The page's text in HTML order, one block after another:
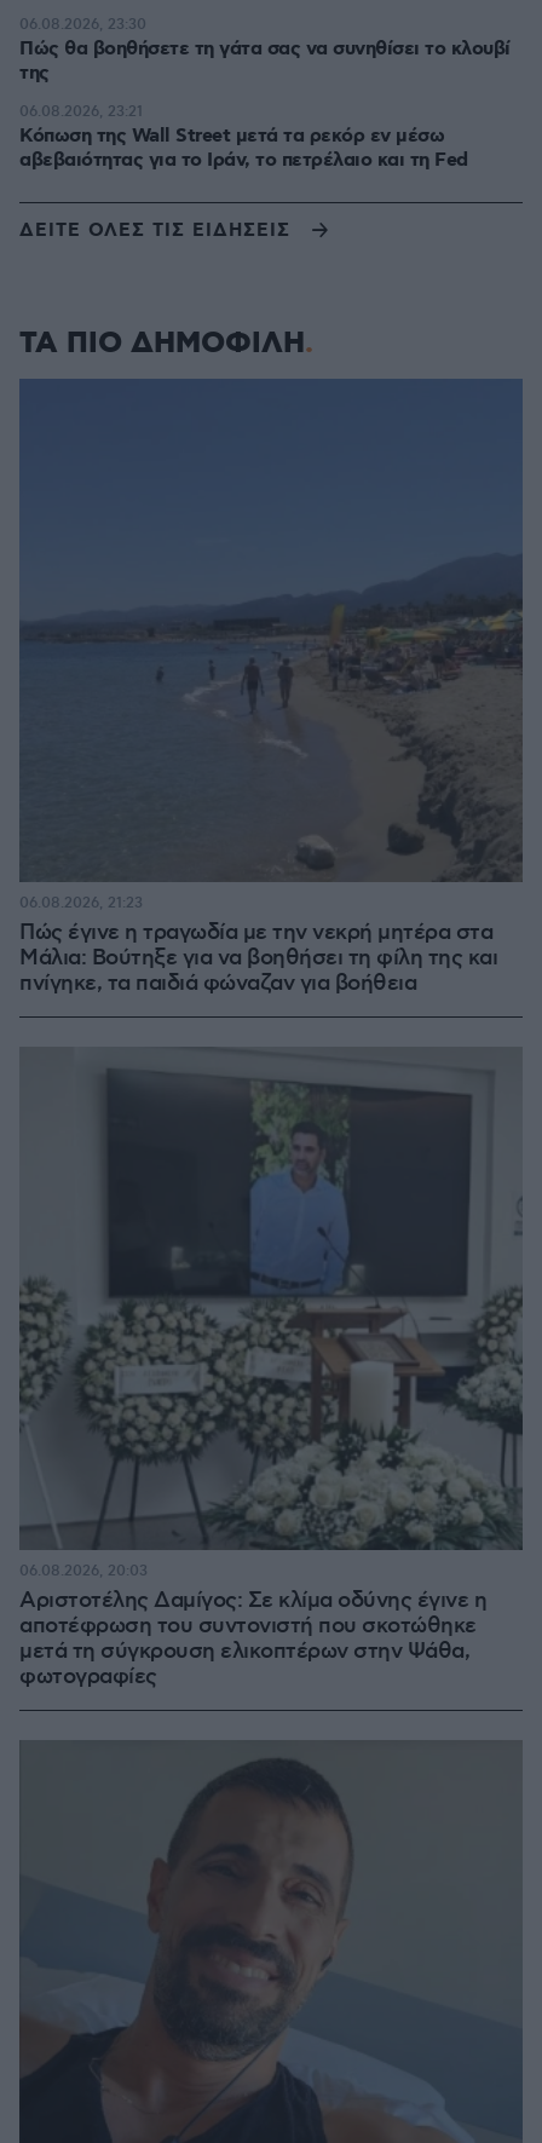
Πώς θα βοηθήσετε τη γάτα σας να συνηθίσει το κλουβί
της
06.08.2026, 23:30
Κόπωση της Wall Street μετά τα ρεκόρ εν μέσω
αβεβαιότητας για το Ιράν, το πετρέλαιο και τη Fed
06.08.2026, 23:21
ΔΕΙΤΕ ΟΛΕΣ ΤΙΣ ΕΙΔΗΣΕΙΣ
ΤΑ ΠΙΟ ΔΗΜΟΦΙΛΗ
Πώς έγινε η τραγωδία με την νεκρή μητέρα στα
Μάλια: Βούτηξε για να βοηθήσει τη φίλη της και
πνίγηκε, τα παιδιά φώναζαν για βοήθεια
06.08.2026, 21:23
Αριστοτέλης Δαμίγος: Σε κλίμα οδύνης έγινε η
αποτέφρωση του συντονιστή που σκοτώθηκε
μετά τη σύγκρουση ελικοπτέρων στην Ψάθα,
φωτογραφίες
06.08.2026, 20:03